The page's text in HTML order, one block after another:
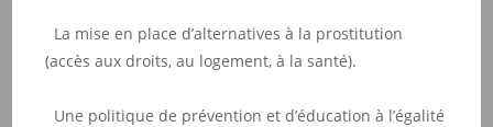
La mise en place d’alternatives à la prostitution
(accès aux droits, au logement, à la santé).
Une politique de prévention et d’éducation à l’égalité